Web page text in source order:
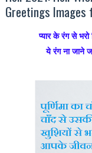
Greetings Images
प्यार के रंग से भरो
ये रंग ना जाने